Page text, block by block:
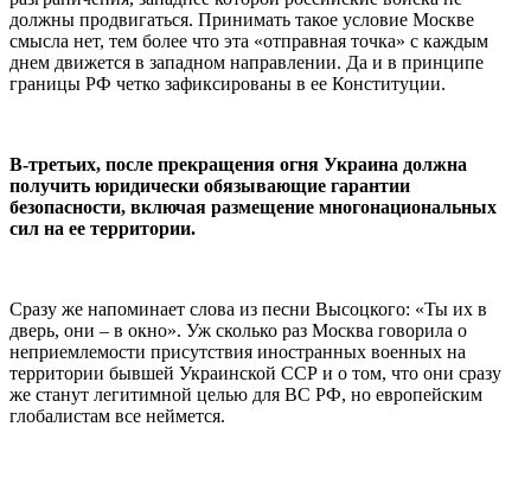
должны продвигаться. Принимать такое условие Москве
смысла нет, тем более что эта «отправная точка» с каждым
днем движется в западном направлении. Да и в принципе
границы РФ четко зафиксированы в ее Конституции.
В-третьих, после прекращения огня Украина должна
получить юридически обязывающие гарантии
безопасности, включая размещение многонациональных
сил на ее территории.
Сразу же напоминает слова из песни Высоцкого: «Ты их в
дверь, они – в окно». Уж сколько раз Москва говорила о
неприемлемости присутствия иностранных военных на
территории бывшей Украинской ССР и о том, что они сразу
же станут легитимной целью для ВС РФ, но европейским
глобалистам все неймется.